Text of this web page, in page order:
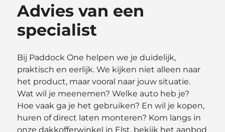
Advies van een
specialist
Bij Paddock One helpen we je duidelijk,
praktisch en eerlijk. We kijken niet alleen naar
het product, maar vooral naar jouw situatie.
Wat wil je meenemen? Welke auto heb je?
Hoe vaak ga je het gebruiken? En wil je kopen,
huren of direct laten monteren? Kom langs in
onze dakkofferwinkel in Elst, bekijk het aanbod